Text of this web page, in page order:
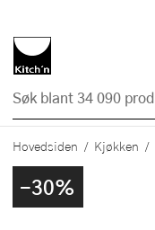
Hovedsiden Kjøkken
-30%